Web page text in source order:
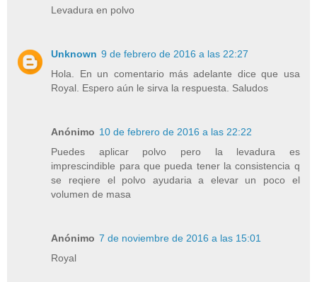
Levadura en polvo
Unknown 9 de febrero de 2016 a las 22:27
Hola. En un comentario más adelante dice que usa
Royal. Espero aún le sirva la respuesta. Saludos
Anónimo 10 de febrero de 2016 a las 22:22
Puedes aplicar polvo pero la levadura es
imprescindible para que pueda tener la consistencia q
se reqiere el polvo ayudaria a elevar un poco el
volumen de masa
Anónimo 7 de noviembre de 2016 a las 15:01
Royal